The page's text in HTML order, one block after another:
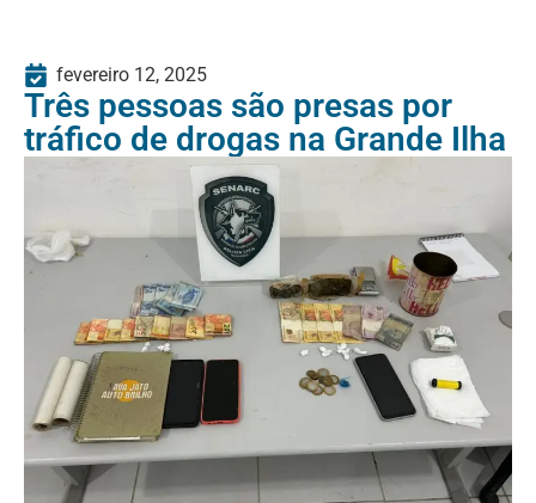
fevereiro 12, 2025
Três pessoas são presas por
tráfico de drogas na Grande Ilha